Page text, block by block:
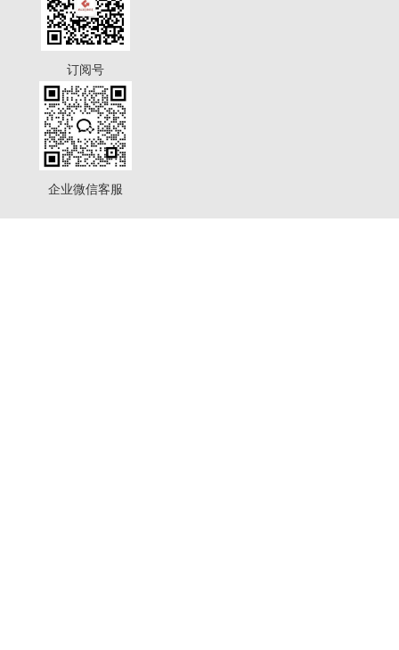
订阅号
企业微信客服